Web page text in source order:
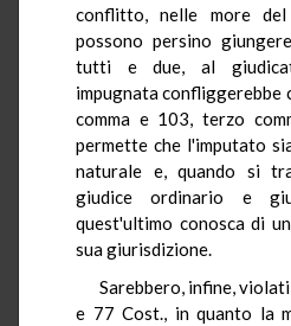
conflitto, nelle more
possono persino
tutti e due, al
impugnata confliggerebbe
comma e 103, terzo
permette che l'imputato
naturale e, quando si
giudice ordinario e
quest'ultimo conosca di
sua giurisdizione.
Sarebbero, infine,
e 77 Cost., in quanto la